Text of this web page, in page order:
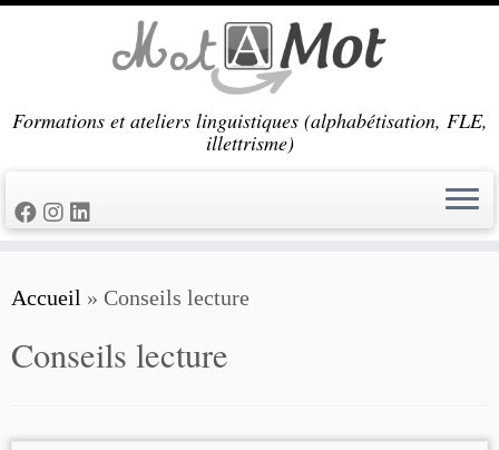
Formations et ateliers linguistiques (alphabétisation, FLE,
illettrisme)
Accueil » Conseils lecture
Conseils lecture